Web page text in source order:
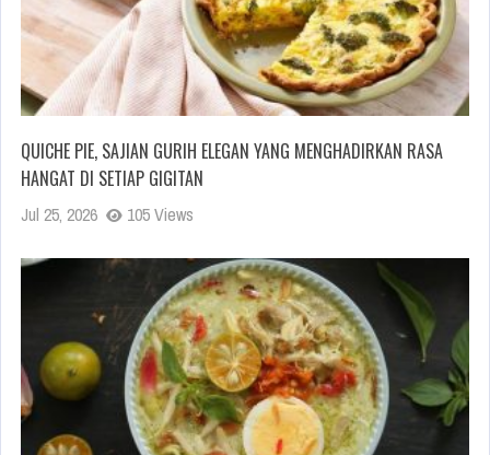
QUICHE PIE, SAJIAN GURIH ELEGAN YANG MENGHADIRKAN RASA
HANGAT DI SETIAP GIGITAN
Jul 25, 2026 105 Views